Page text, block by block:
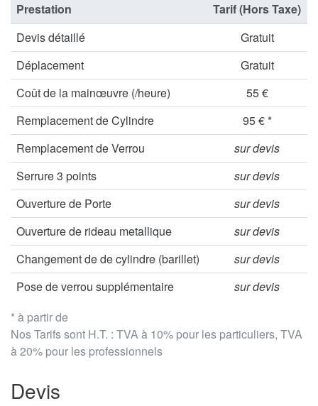
* à partir de
Nos Tarifs sont H.T. : TVA à 10% pour les particuliers, TVA
à 20% pour les professionnels
Prestation
Tarif (Hors Taxe)
Devis détaillé
Gratuit
Déplacement
Gratuit
Coût de la mainœuvre (/heure)
55 €
Remplacement de Cylindre
95 € *
Remplacement de Verrou
sur devis
Serrure 3 points
sur devis
Ouverture de Porte
sur devis
Ouverture de rideau metallique
sur devis
Changement de de cylindre (barillet)
sur devis
Pose de verrou supplémentaire
sur devis
Devis